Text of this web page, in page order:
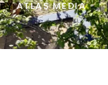
ATLAS MEDIA